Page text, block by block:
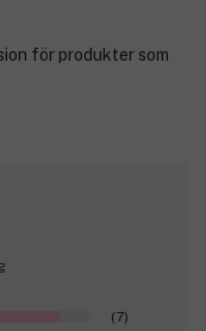
för produkter som
(7)